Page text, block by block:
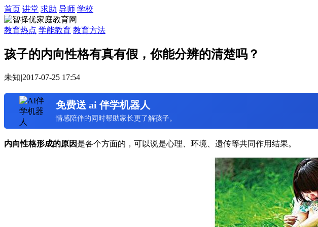
首页 讲堂 求助 导师 学校
教育热点 学能教育 教育方法
孩子的内向性格有真有假，你能分辨的清楚吗？
未知|2017-07-25 17:54
免费送 ai 伴学机器人
情感陪伴的同时帮助家长更了解孩子。
内向性格形成的原因 是各个方面的，可以说是心理、环境、遗传等共同作用结果。